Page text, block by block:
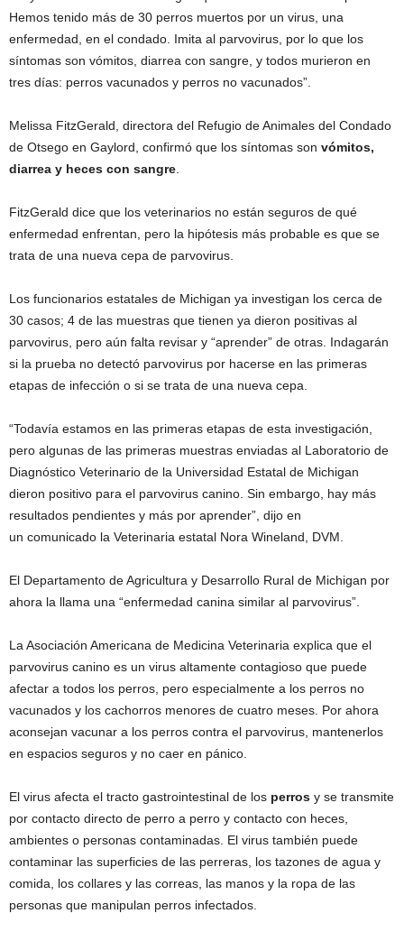
Hemos tenido más de 30 perros muertos por un virus, una
enfermedad, en el condado. Imita al parvovirus, por lo que los
síntomas son vómitos, diarrea con sangre, y todos murieron en
tres días: perros vacunados y perros no vacunados”.
Melissa FitzGerald, directora del Refugio de Animales del Condado
de Otsego en Gaylord, confirmó que los síntomas son vómitos,
diarrea y heces con sangre
FitzGerald dice que los veterinarios no están seguros de qué
enfermedad enfrentan, pero la hipótesis más probable es que se
trata de una nueva cepa de parvovirus.
Los funcionarios estatales de Michigan ya investigan los cerca de
30 casos; 4 de las muestras que tienen ya dieron positivas al
parvovirus, pero aún falta revisar y “aprender” de otras. Indagarán
si la prueba no detectó parvovirus por hacerse en las primeras
etapas de infección o si se trata de una nueva cepa.
“Todavía estamos en las primeras etapas de esta investigación,
pero algunas de las primeras muestras enviadas al Laboratorio de
Diagnóstico Veterinario de la Universidad Estatal de Michigan
dieron positivo para el parvovirus canino. Sin embargo, hay más
resultados pendientes y más por aprender”, dijo en
un comunicado la Veterinaria estatal Nora Wineland, DVM.
El Departamento de Agricultura y Desarrollo Rural de Michigan por
ahora la llama una “enfermedad canina similar al parvovirus”.
La Asociación Americana de Medicina Veterinaria explica que el
parvovirus canino es un virus altamente contagioso que puede
afectar a todos los perros, pero especialmente a los perros no
vacunados y los cachorros menores de cuatro meses. Por ahora
aconsejan vacunar a los perros contra el parvovirus, mantenerlos
en espacios seguros y no caer en pánico.
El virus afecta el tracto gastrointestinal de los perros y se transmite
por contacto directo de perro a perro y contacto con heces,
ambientes o personas contaminadas. El virus también puede
contaminar las superficies de las perreras, los tazones de agua y
comida, los collares y las correas, las manos y la ropa de las
personas que manipulan perros infectados.